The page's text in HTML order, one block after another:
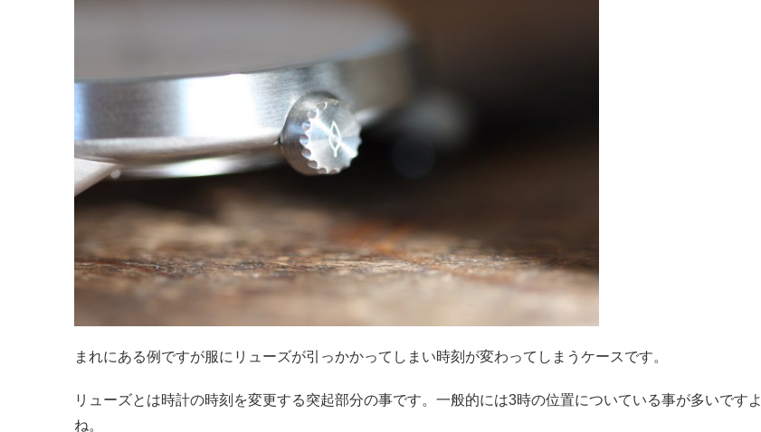
まれにある例ですが服にリューズが引っかかってしまい時刻が変わってしまうケースです。
リューズとは時計の時刻を変更する突起部分の事です。一般的には3時の位置についている事が多いですよ
ね。